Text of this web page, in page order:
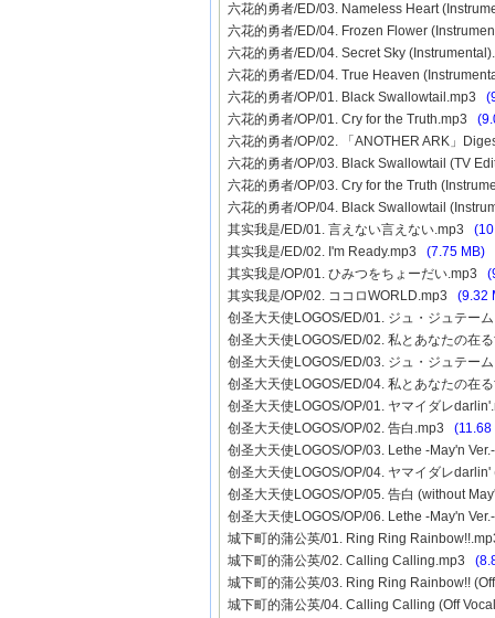
六花的勇者/ED/03. Nameless Heart
六花的勇者/ED/04. Frozen Flower
六花的勇者/ED/04. Secret Sky
六花的勇者/ED/04. True Heaven
六花的勇者/OP/01. Black Swallowtail.mp3
六花的勇者/OP/01. Cry for the Truth.mp3
六花的勇者/OP/02. 「ANOTHER ARK」
六花的勇者/OP/03. Black Swallowtail (TV
六花的勇者/OP/03. Cry for the Truth
六花的勇者/OP/04. Black Swallowtail
其实我是/ED/01. 言えない言えない.mp3
其实我是/ED/02. I'm Ready.mp3 (7.75 MB)
其实我是/OP/01. ひみつをちょーだい.mp3
其实我是/OP/02. ココロWORLD.mp3 (9.32
创圣大天使LOGOS/ED/01. ジュ・ジュテー
创圣大天使LOGOS/ED/02. 私とあなたの在
创圣大天使LOGOS/ED/03. ジュ・ジュテ
创圣大天使LOGOS/ED/04. 私とあなたの在
创圣大天使LOGOS/OP/01. ヤマイダレ
创圣大天使LOGOS/OP/02. 告白.mp3 (11.68
创圣大天使LOGOS/OP/03. Lethe -May'n
创圣大天使LOGOS/OP/04. ヤマイダレ
创圣大天使LOGOS/OP/05. 告白 (without
创圣大天使LOGOS/OP/06. Lethe -May'n
城下町的蒲公英/01. Ring Ring
城下町的蒲公英/02. Calling Calling.mp3
城下町的蒲公英/03. Ring Ring Rainbow!!
城下町的蒲公英/04. Calling Calling (Off